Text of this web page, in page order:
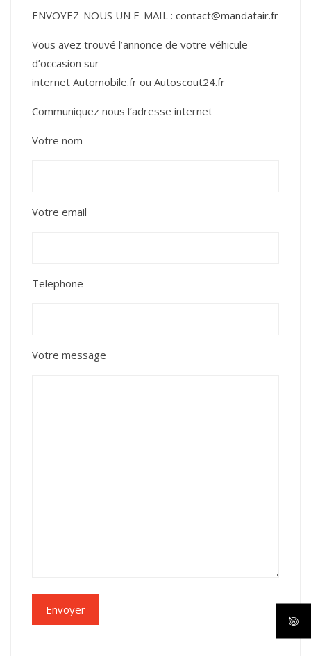
ENVOYEZ-NOUS UN E-MAIL : contact@mandatair.fr
Vous avez trouvé l’annonce de votre véhicule
d’occasion sur
internet Automobile.fr ou Autoscout24.fr
Communiquez nous l’adresse internet
Votre nom
Votre email
Telephone
Votre message